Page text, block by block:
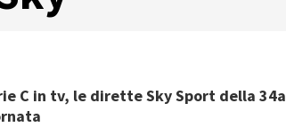
C in tv, le dirette Sky Sport della 34a